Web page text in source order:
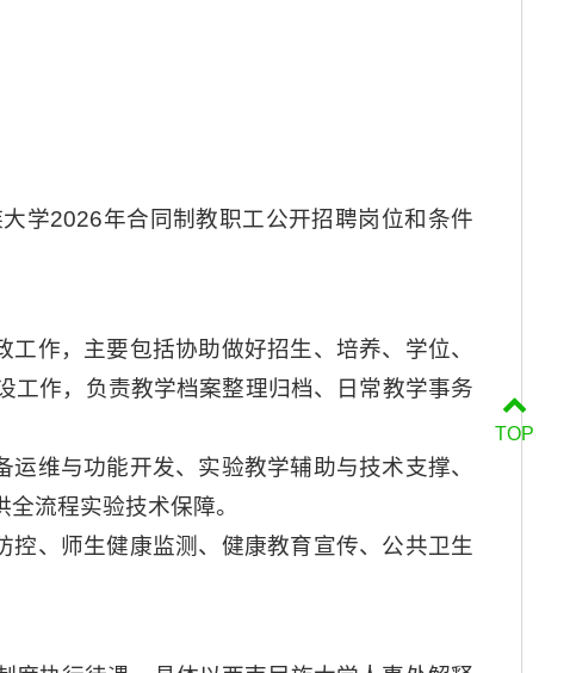
学2026年合同制教职工公开招聘岗位和条件
作，主要包括协助做好招生、培养、学位、
工作，负责教学档案整理归档、日常教学事务
维与功能开发、实验教学辅助与技术支撑、
流程实验技术保障。
、师生健康监测、健康教育宣传、公共卫生
TOP